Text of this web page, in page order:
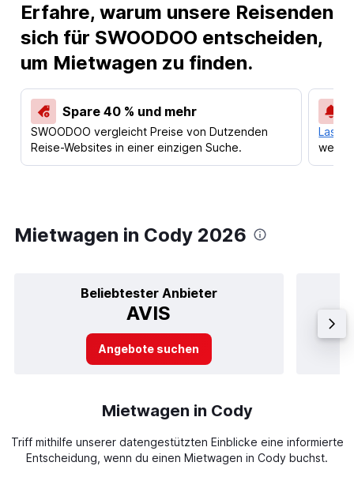
Erfahre, warum unsere Reisenden
sich für SWOODOO entscheiden,
um Mietwagen zu finden.
Spare 40 % und mehr
SWOODOO vergleicht Preise von Dutzenden
Reise-Websites in einer einzigen Suche.
Lass
Mietwagen in Cody 2026
Beliebtester Anbieter
AVIS
Angebote suchen
Mietwagen in Cody
Triff mithilfe unserer datengestützten Einblicke eine informierte
Entscheidung, wenn du einen Mietwagen in Cody buchst.